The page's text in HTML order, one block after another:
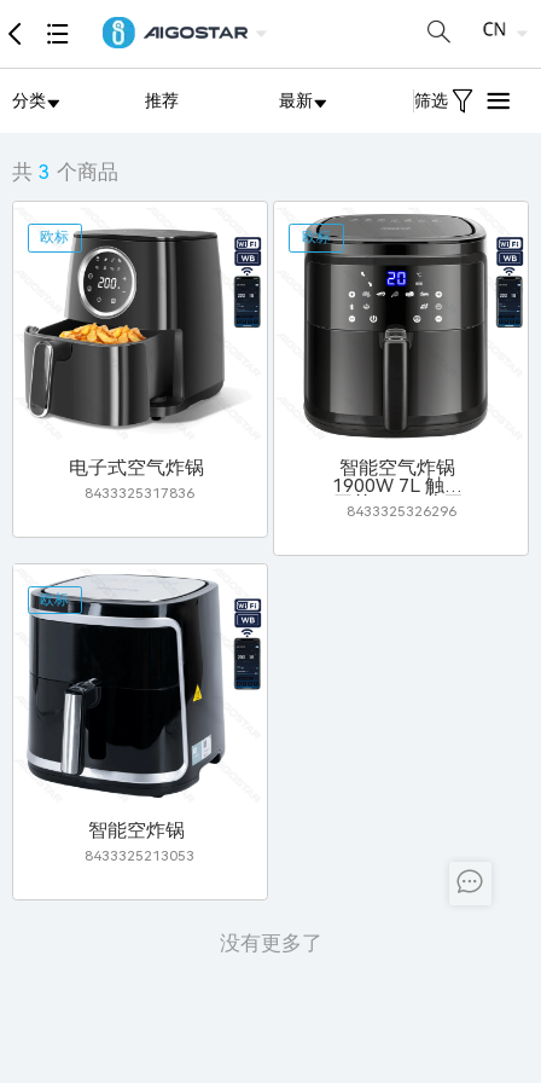
分类 推荐 最新 筛选
共 3 个商品
电子式空气炸锅
8433325317836
欧标
智能空气炸锅
1900W 7L 触摸
开关 WiFi+蓝牙
8433325326296
欧标
智能空炸锅
8433325213053
欧标
没有更多了